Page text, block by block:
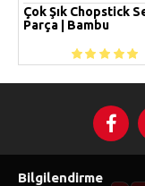
Çok Şık Chopstick
Parça | Bambu
Bilgilendirme